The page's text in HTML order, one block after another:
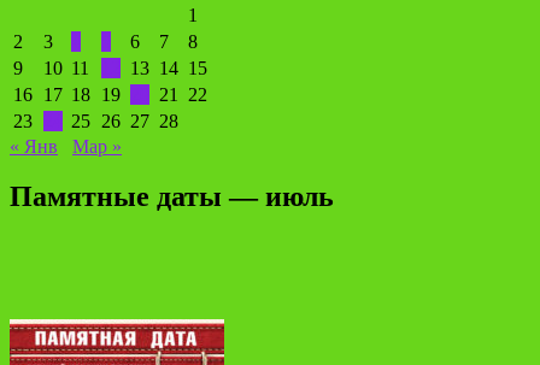
1
2
3 6 7
8
9
10 11 13 14 15
16 17 18 19 21
22
23
25 26 27 28
« Янв
Мар »
Памятные даты — июль